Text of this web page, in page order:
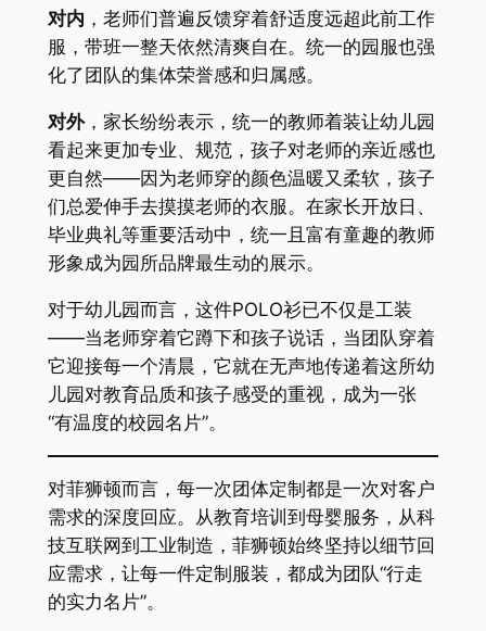
对内 ，老师们普遍反馈穿着舒适度远超此前工作
服，带班一整天依然清爽自在。统一的园服也强
化了团队的集体荣誉感和归属感。
对外，家长纷纷表示，统一的教师着装让幼儿园
看起来更加专业、规范，孩子对老师的亲近感也
更自然——因为老师穿的颜色温暖又柔软，孩子
们总爱伸手去摸摸老师的衣服。在家长开放日、
毕业典礼等重要活动中，统一且富有童趣的教师
形象成为园所品牌最生动的展示。
对于幼儿园而言，这件POLO衫已不仅是工装
——当老师穿着它蹲下和孩子说话，当团队穿着
它迎接每一个清晨，它就在无声地传递着这所幼
儿园对教育品质和孩子感受的重视，成为一张
“有温度的校园名片”。
对菲狮顿而言，每一次团体定制都是一次对客户
需求的深度回应。从教育培训到母婴服务，从科
技互联网到工业制造，菲狮顿始终坚持以细节回
应需求，让每一件定制服装，都成为团队“行走
的实力名片”。